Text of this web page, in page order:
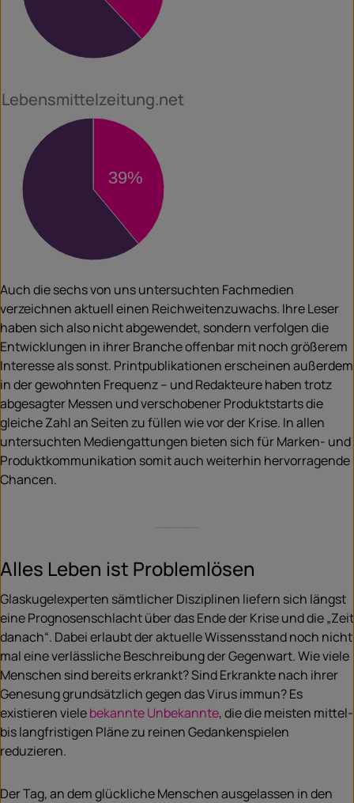
Lebensmittelzeitung.net
39%
Auch die sechs von uns untersuchten Fachmedien
verzeichnen aktuell einen Reichweitenzuwachs. Ihre Leser
haben sich also nicht abgewendet, sondern verfolgen die
Entwicklungen in ihrer Branche offenbar mit noch größerem
Interesse als sonst. Printpublikationen erscheinen außerdem
in der gewohnten Frequenz – und Redakteure haben trotz
abgesagter Messen und verschobener Produktstarts die
gleiche Zahl an Seiten zu füllen wie vor der Krise. In allen
untersuchten Mediengattungen bieten sich für Marken- und
Produktkommunikation somit auch weiterhin hervorragende
Chancen.
Alles Leben ist Problemlösen
Glaskugelexperten sämtlicher Disziplinen liefern sich längst
eine Prognosenschlacht über das Ende der Krise und die „Zeit
danach“. Dabei erlaubt der aktuelle Wissensstand noch nicht
mal eine verlässliche Beschreibung der Gegenwart. Wie viele
Menschen sind bereits erkrankt? Sind Erkrankte nach ihrer
Genesung grundsätzlich gegen das Virus immun? Es
existieren vielebekannte Unbekannte, die die meisten mittel-
bis langfristigen Pläne zu reinen Gedankenspielen
reduzieren.
Der Tag, an dem glückliche Menschen ausgelassen in den